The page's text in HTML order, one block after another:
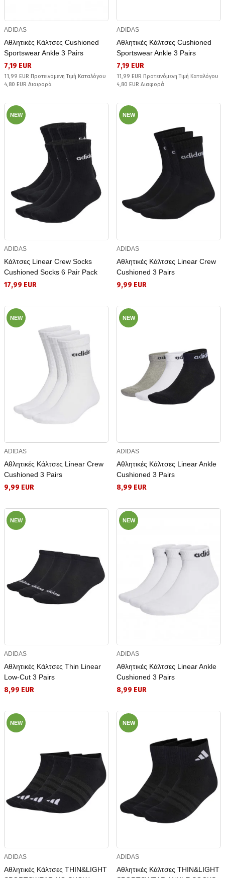
ADIDAS
Αθλητικές Κάλτσες Cushioned
Sportswear Ankle 3 Pairs
7,19 EUR
11,99 EUR Προτεινόμενη Τιμή Καταλόγου
4,80 EUR Διαφορά
ADIDAS
Αθλητικές Κάλτσες Cushioned
Sportswear Ankle 3 Pairs
7,19 EUR
11,99 EUR Προτεινόμενη Τιμή Καταλόγου
4,80 EUR Διαφορά
NEW
ADIDAS
Κάλτσες Linear Crew Socks
Cushioned Socks 6 Pair Pack
17,99 EUR
NEW
ADIDAS
Αθλητικές Κάλτσες Linear Crew
Cushioned 3 Pairs
9,99 EUR
NEW
ADIDAS
Αθλητικές Κάλτσες Linear Crew
Cushioned 3 Pairs
9,99 EUR
NEW
ADIDAS
Αθλητικές Κάλτσες Linear Ankle
Cushioned 3 Pairs
8,99 EUR
NEW
ADIDAS
Αθλητικές Κάλτσες Thin Linear
Low-Cut 3 Pairs
8,99 EUR
NEW
ADIDAS
Αθλητικές Κάλτσες Linear Ankle
Cushioned 3 Pairs
8,99 EUR
NEW
ADIDAS
Αθλητικές Κάλτσες THIN&LIGHT
NEW
ADIDAS
Αθλητικές Κάλτσες THIN&LIGHT